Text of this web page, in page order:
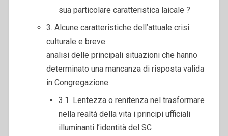
sua particolare caratteristica laicale ?
3. Alcune caratteristiche dell’attuale crisi
culturale e breve
analisi delle principali situazioni che hanno
determinato una mancanza di risposta valida
in Congregazione
3.1. Lentezza o renitenza nel trasformare
nella realtà della vita i principi ufficiali
illuminanti l’identità del SC